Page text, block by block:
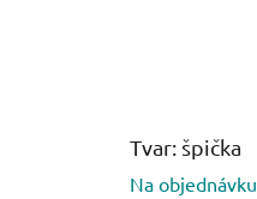
Tvar: špička
Na objednávku